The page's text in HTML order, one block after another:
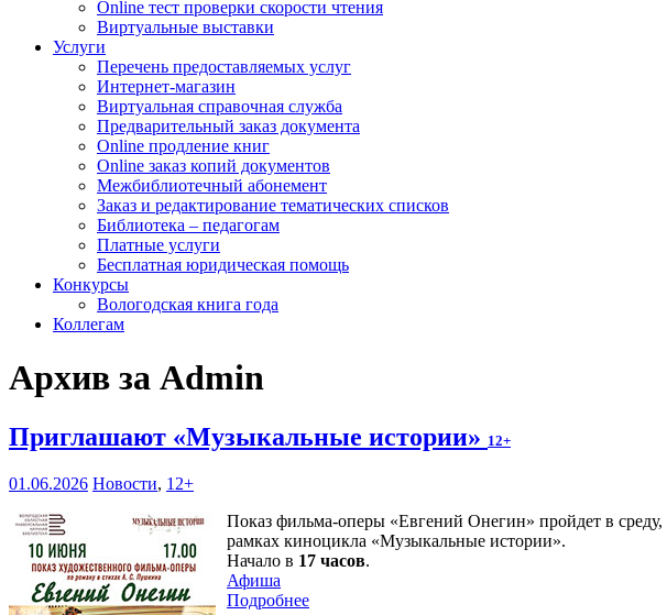
Online тест проверки скорости чтения
Виртуальные выставки
Услуги
Перечень предоставляемых услуг
Интернет-магазин
Виртуальная справочная служба
Предварительный заказ документа
Online продление книг
Online заказ копий документов
Межбиблиотечный абонемент
Заказ и редактирование тематических списков
Библиотека – педагогам
Платные услуги
Бесплатная юридическая помощь
Конкурсы
Вологодская книга года
Коллегам
Архив за Admin
Приглашают «Музыкальные истории» 12+
01.06.2026 Новости, 12+
Показ фильма-оперы «Евгений Онегин» пройдет в среду,
рамках киноцикла «Музыкальные истории».
Начало в 17 часов.
Афиша
Подробнее